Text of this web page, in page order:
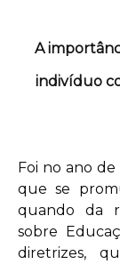
A
indivíduo
Foi no ano
que se
quando da
sobre
diretrizes,